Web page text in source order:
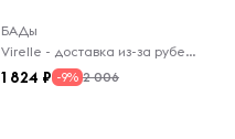
БАДы
Virelle - доставка из-за рубежа
1 824 -9% 2 006